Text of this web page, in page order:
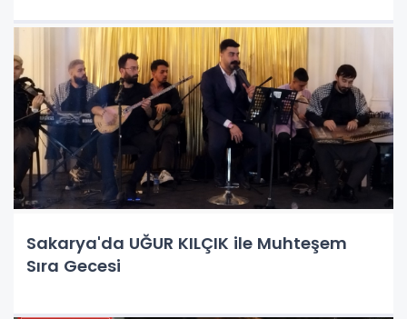
Sakarya'da UĞUR KILÇIK ile Muhteşem
Sıra Gecesi